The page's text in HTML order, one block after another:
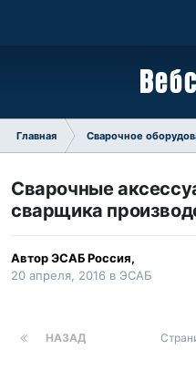
Главная Сварочное
Сварочные
сварщика
АвторЭСАБ Россия,
20 апреля, 2016 в ЭСАБ
НАЗАД